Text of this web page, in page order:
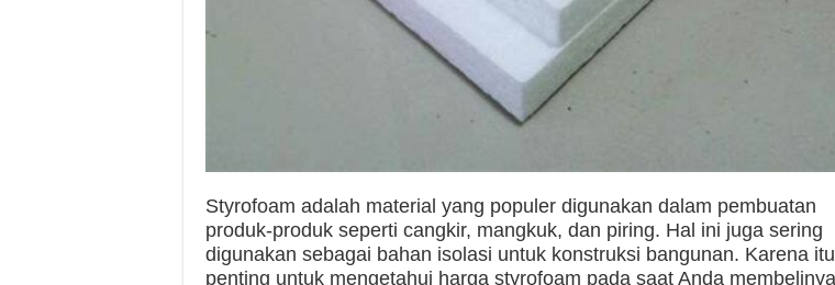
Styrofoam adalah material yang populer digunakan dalam pembuatan
produk-produk seperti cangkir, mangkuk, dan piring. Hal ini juga sering
digunakan sebagai bahan isolasi untuk konstruksi bangunan. Karena
penting untuk mengetahui harga styrofoam pada saat Anda